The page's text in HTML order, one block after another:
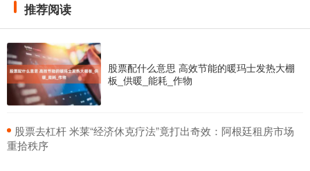
推荐阅读
股票配什么意思 高效节能的暖玛士发热大棚
板_供暖_能耗_作物
​股票去杠杆 米莱“经济休克疗法”竟打出奇效：阿根廷租房市场
重拾秩序